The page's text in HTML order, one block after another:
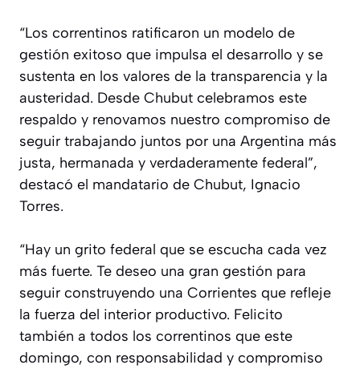
“Los correntinos ratificaron un modelo de
gestión exitoso que impulsa el desarrollo y se
sustenta en los valores de la transparencia y la
austeridad. Desde Chubut celebramos este
respaldo y renovamos nuestro compromiso de
seguir trabajando juntos por una Argentina más
justa, hermanada y verdaderamente federal”,
destacó el mandatario de Chubut, Ignacio
Torres.
“Hay un grito federal que se escucha cada vez
más fuerte. Te deseo una gran gestión para
seguir construyendo una Corrientes que refleje
la fuerza del interior productivo. Felicito
también a todos los correntinos que este
domingo, con responsabilidad y compromiso